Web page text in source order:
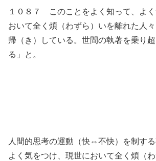
１０８７ このことをよく知って、よ
おいて全く煩（わずら）いを離れた人
帰（き）している。世間の執著を乗り
る」と。
人間的思考の運動（快⇔不快）を制する
よく気をつけ、現世において全く煩（